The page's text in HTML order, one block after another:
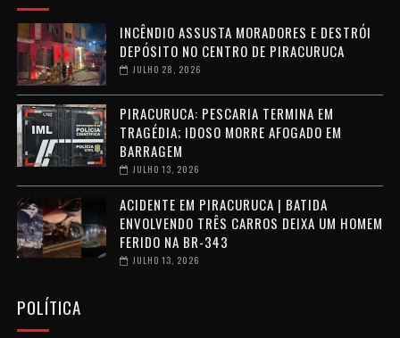
INCÊNDIO ASSUSTA MORADORES E DESTRÓI
DEPÓSITO NO CENTRO DE PIRACURUCA
JULHO 28, 2026
PIRACURUCA: PESCARIA TERMINA EM
TRAGÉDIA; IDOSO MORRE AFOGADO EM
BARRAGEM
JULHO 13, 2026
ACIDENTE EM PIRACURUCA | BATIDA
ENVOLVENDO TRÊS CARROS DEIXA UM HOMEM
FERIDO NA BR-343
JULHO 13, 2026
POLÍTICA